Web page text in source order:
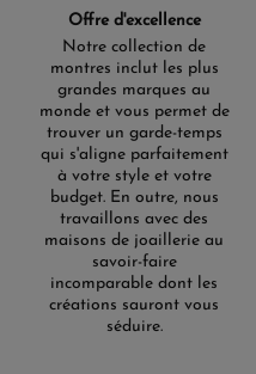
Offre d'excellence
Notre collection de
montres inclut les plus
grandes marques au
monde et vous permet de
trouver un garde-temps
qui s'aligne parfaitement
à votre style et votre
budget. En outre, nous
travaillons avec des
maisons de joaillerie au
savoir-faire
incomparable dont les
créations sauront vous
séduire.